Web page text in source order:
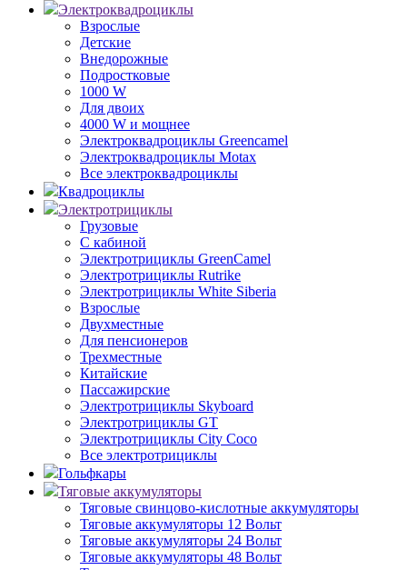
Электроквадроциклы
Взрослые
Детские
Внедорожные
Подростковые
1000 W
Для двоих
4000 W и мощнее
Электроквадроциклы Greencamel
Электроквадроциклы Motax
Все электроквадроциклы
Квадроциклы
Электротрициклы
Грузовые
С кабиной
Электротрициклы GreenCamel
Электротрициклы Rutrike
Электротрициклы White Siberia
Взрослые
Двухместные
Для пенсионеров
Трехместные
Китайские
Пассажирские
Электротрициклы Skyboard
Электротрициклы GT
Электротрициклы City Coco
Все электротрициклы
Гольфкары
Тяговые аккумуляторы
Тяговые свинцово-кислотные аккумуляторы
Тяговые аккумуляторы 12 Вольт
Тяговые аккумуляторы 24 Вольт
Тяговые аккумуляторы 48 Вольт